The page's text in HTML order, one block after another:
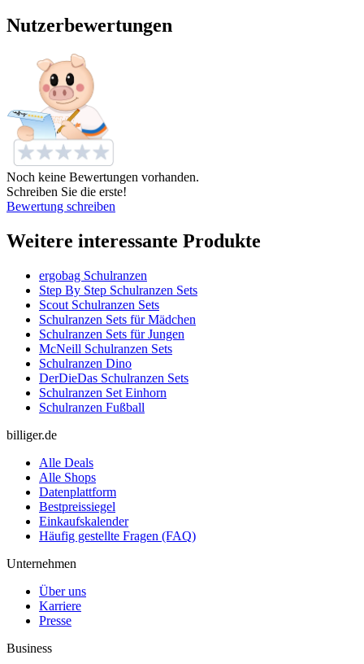
Nutzerbewertungen
Noch keine Bewertungen vorhanden.
Schreiben Sie die erste!
Bewertung schreiben
Weitere interessante Produkte
ergobag Schulranzen
Step By Step Schulranzen Sets
Scout Schulranzen Sets
Schulranzen Sets für Mädchen
Schulranzen Sets für Jungen
McNeill Schulranzen Sets
Schulranzen Dino
DerDieDas Schulranzen Sets
Schulranzen Set Einhorn
Schulranzen Fußball
billiger.de
Alle Deals
Alle Shops
Datenplattform
Bestpreissiegel
Einkaufskalender
Häufig gestellte Fragen (FAQ)
Unternehmen
Über uns
Karriere
Presse
Business